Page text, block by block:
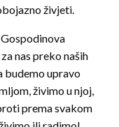
živjeti.
nas preko naših
budemo upravo
živimo u njoj,
prema svakom